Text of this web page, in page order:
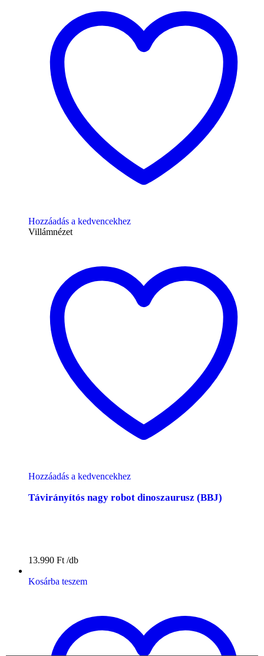
Hozzáadás a kedvencekhez
Villámnézet
Hozzáadás a kedvencekhez
Távirányítós nagy robot dinoszaurusz (BBJ)
13.990 Ft
Kosárba teszem